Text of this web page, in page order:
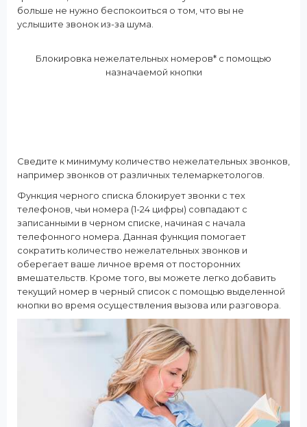
больше не нужно беспокоиться о том, что вы не
услышите звонок из-за шума.
Блокировка нежелательных номеров* с помощью
назначаемой кнопки
Сведите к минимуму количество нежелательных звонков,
например звонков от различных телемаркетологов.
Функция черного списка блокирует звонки с тех
телефонов, чьи номера (1-24 цифры) совпадают с
записанными в черном списке, начиная с начала
телефонного номера. Данная функция помогает
сократить количество нежелательных звонков и
оберегает ваше личное время от посторонних
вмешательств. Кроме того, вы можете легко добавить
текущий номер в черный список с помощью выделенной
кнопки во время осуществления вызова или разговора.